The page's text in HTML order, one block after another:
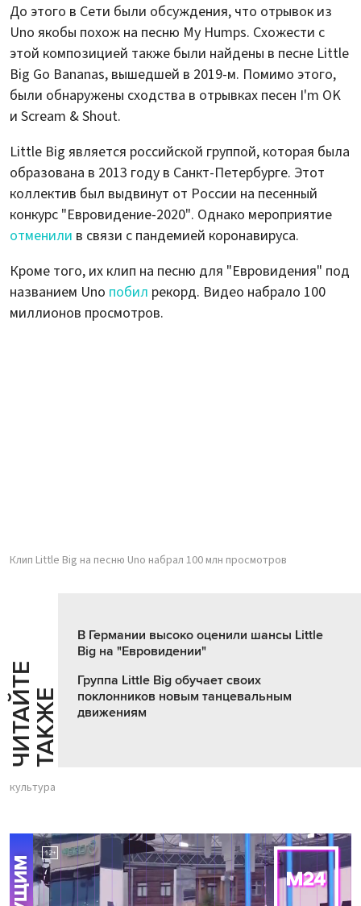
До этого в Сети были обсуждения, что отрывок из
Uno якобы похож на песню My Humps. Схожести с
этой композицией также были найдены в песне Little
Big Go Bananas, вышедшей в 2019-м. Помимо этого,
были обнаружены сходства в отрывках песен I'm OK
и Scream & Shout.
Little Big является российской группой, которая была
образована в 2013 году в Санкт-Петербурге. Этот
коллектив был выдвинут от России на песенный
конкурс "Евровидение-2020". Однако мероприятие
отменили в связи с пандемией коронавируса.
Кроме того, их клип на песню для "Евровидения" под
названием Uno побил рекорд. Видео набрало 100
миллионов просмотров.
Клип Little Big на песню Uno набрал 100 млн просмотров
Ч
И
Т
АЙ
Т
Е
Т
А
К
ЖЕ
В Германии высоко оценили шансы Little
Big на "Евровидении"
Группа Little Big обучает своих
поклонников новым танцевальным
движениям
культура